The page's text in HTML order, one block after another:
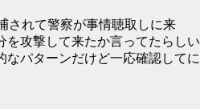
されて警察が事情聴取しに来
を攻撃して来たか言ってたらしい
なパターンだけど一応確認してに